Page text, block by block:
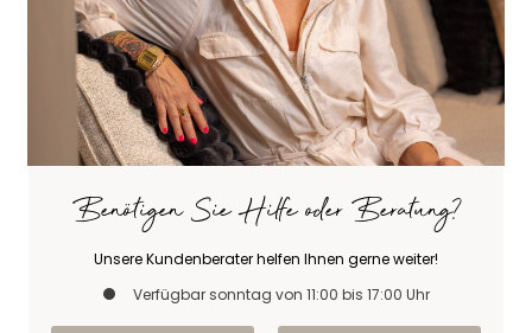
Benötigen Sie Hilfe oder Beratung?
Unsere Kundenberater helfen Ihnen gerne weiter!
Verfügbar sonntag von 11:00 bis 17:00 Uhr